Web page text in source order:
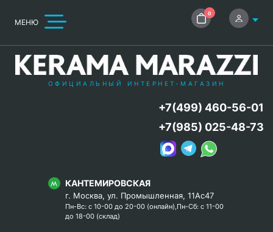
МЕНЮ
0
ОФИЦИАЛЬНЫЙ ИНТЕРНЕТ-МАГАЗИН
КАНТЕМИРОВСКАЯ
г. Москва, ул. Промышленная, 11Ас47
Пн-Вс: с 10-00 до 20-00 (онлайн),Пн-Сб: с 11-00
до 18-00 (склад)
+7(499) 460-56-01
+7(985) 025-48-73